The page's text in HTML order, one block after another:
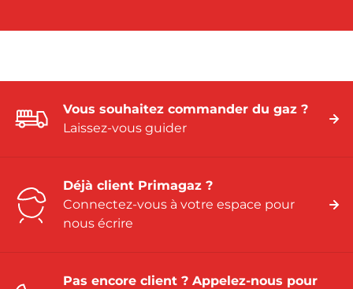
Vous souhaitez commander du gaz ?
Laissez-vous guider
Déjà client Primagaz ?
Connectez-vous à votre espace pour
nous écrire
Pas encore client ? Appelez-nous pour